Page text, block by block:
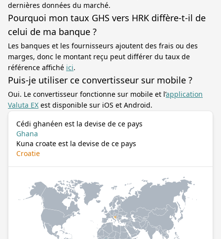
dernières données du marché.
Pourquoi mon taux GHS vers HRK diffère-t-il de
celui de ma banque ?
Les banques et les fournisseurs ajoutent des frais ou des
marges, donc le montant reçu peut différer du taux de
référence affiché ici.
Puis-je utiliser ce convertisseur sur mobile ?
Oui. Le convertisseur fonctionne sur mobile et l’application
Valuta EX est disponible sur iOS et Android.
Cédi ghanéen est la devise de ce pays
Ghana
Kuna croate est la devise de ce pays
Croatie